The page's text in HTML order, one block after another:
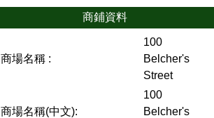
商鋪資料
商場名稱 :
100
Belcher's
Street
商場名稱(中文):
100
Belcher's